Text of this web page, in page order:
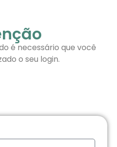
é necessário que você
o seu login.